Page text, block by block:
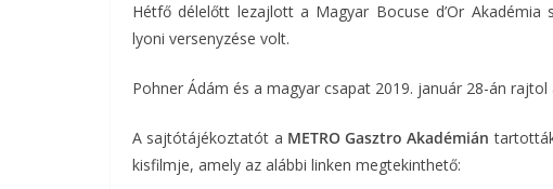
Hétfő délelőtt lezajlott a Magyar Bocuse d’Or
lyoni versenyzése volt.
Pohner Ádám és a magyar csapat 2019. január 28-án
A sajtótájékoztatót a METRO Gasztro Akadémián
kisfilmje, amely az alábbi linken megtekinthető: